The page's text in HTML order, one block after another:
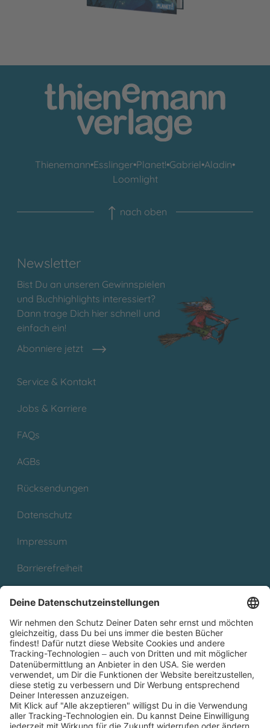
Thienemann•Esslinger•Planet!•Gabriel•Aladin•
Loomlight
nach oben
Newsletter
Bist Du an unseren Gewinnspielen
und Buchhighlights interessiert?
Dann trage Dich hier schnell und
einfach ein!
Abonniere jetzt
Service & Kontakt
Jobs & Karriere
FAQs
AGBs
Rücksendungen
Datenschutz
Impressum
Barrierefreiheit
Partnerprogramm (Affiliate)
Folge uns auf
* Versandkostenfrei ab 9,00 € Bestellwert innerhalb